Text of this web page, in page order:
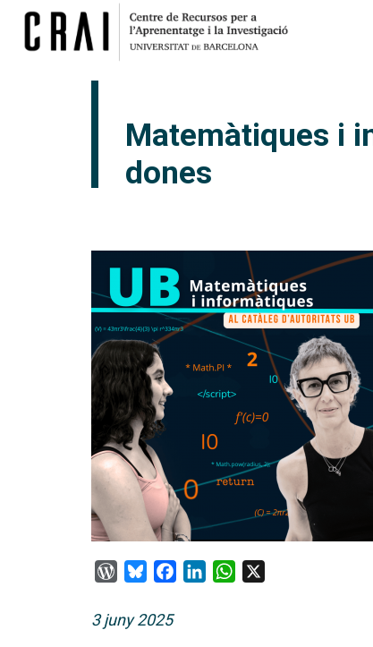
Matemàtiques i
dones
WordPress
BlueskyFacebook
LinkedInWhatsApp
3 juny 2025